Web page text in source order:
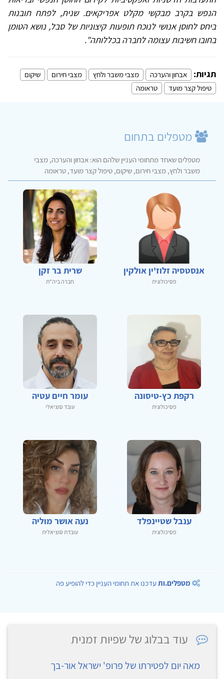
הנפש בקרב מבקשי מקלט אפריקאים. שנית, לפתח תובנות
ביחס לחוסן אנושי לנוכח תופעות קיצוניות של סבל, נושא הטומן
בחובו חשיבות עצומה לחברה בכללותה".
תגיות: אבחון והערכה מצבי משבר ולחץ מצבי חירום
שיקום
טיפול קצר מועד
טראומה
מטפלים בתחום
מטפלים שאחד מתחומי העניין שלהם הוא: אבחון והערכה, מצבי
משבר ולחץ, מצבי חירום, שיקום, טיפול קצר מועד, טראומה
אנסטסיה זלוז'ין אולקין
פסיכולוגית
שרית בר זקן
חברה ביה"ת
רקפת כץ-טיסונה
פסיכולוגית
עומר חיים עטיה
עובד סוציאלי
ענבל שטיינפלד
פסיכולוגית
נעה אושר מוליה
עובדת סוציאלית
מטפלים.ותעדכנו את תחומי העניין כדי להופיע פה
עוד בבלוג של שפיות זמנית
מאה יום לפטירתו של פרופ' ישראל אור-בך